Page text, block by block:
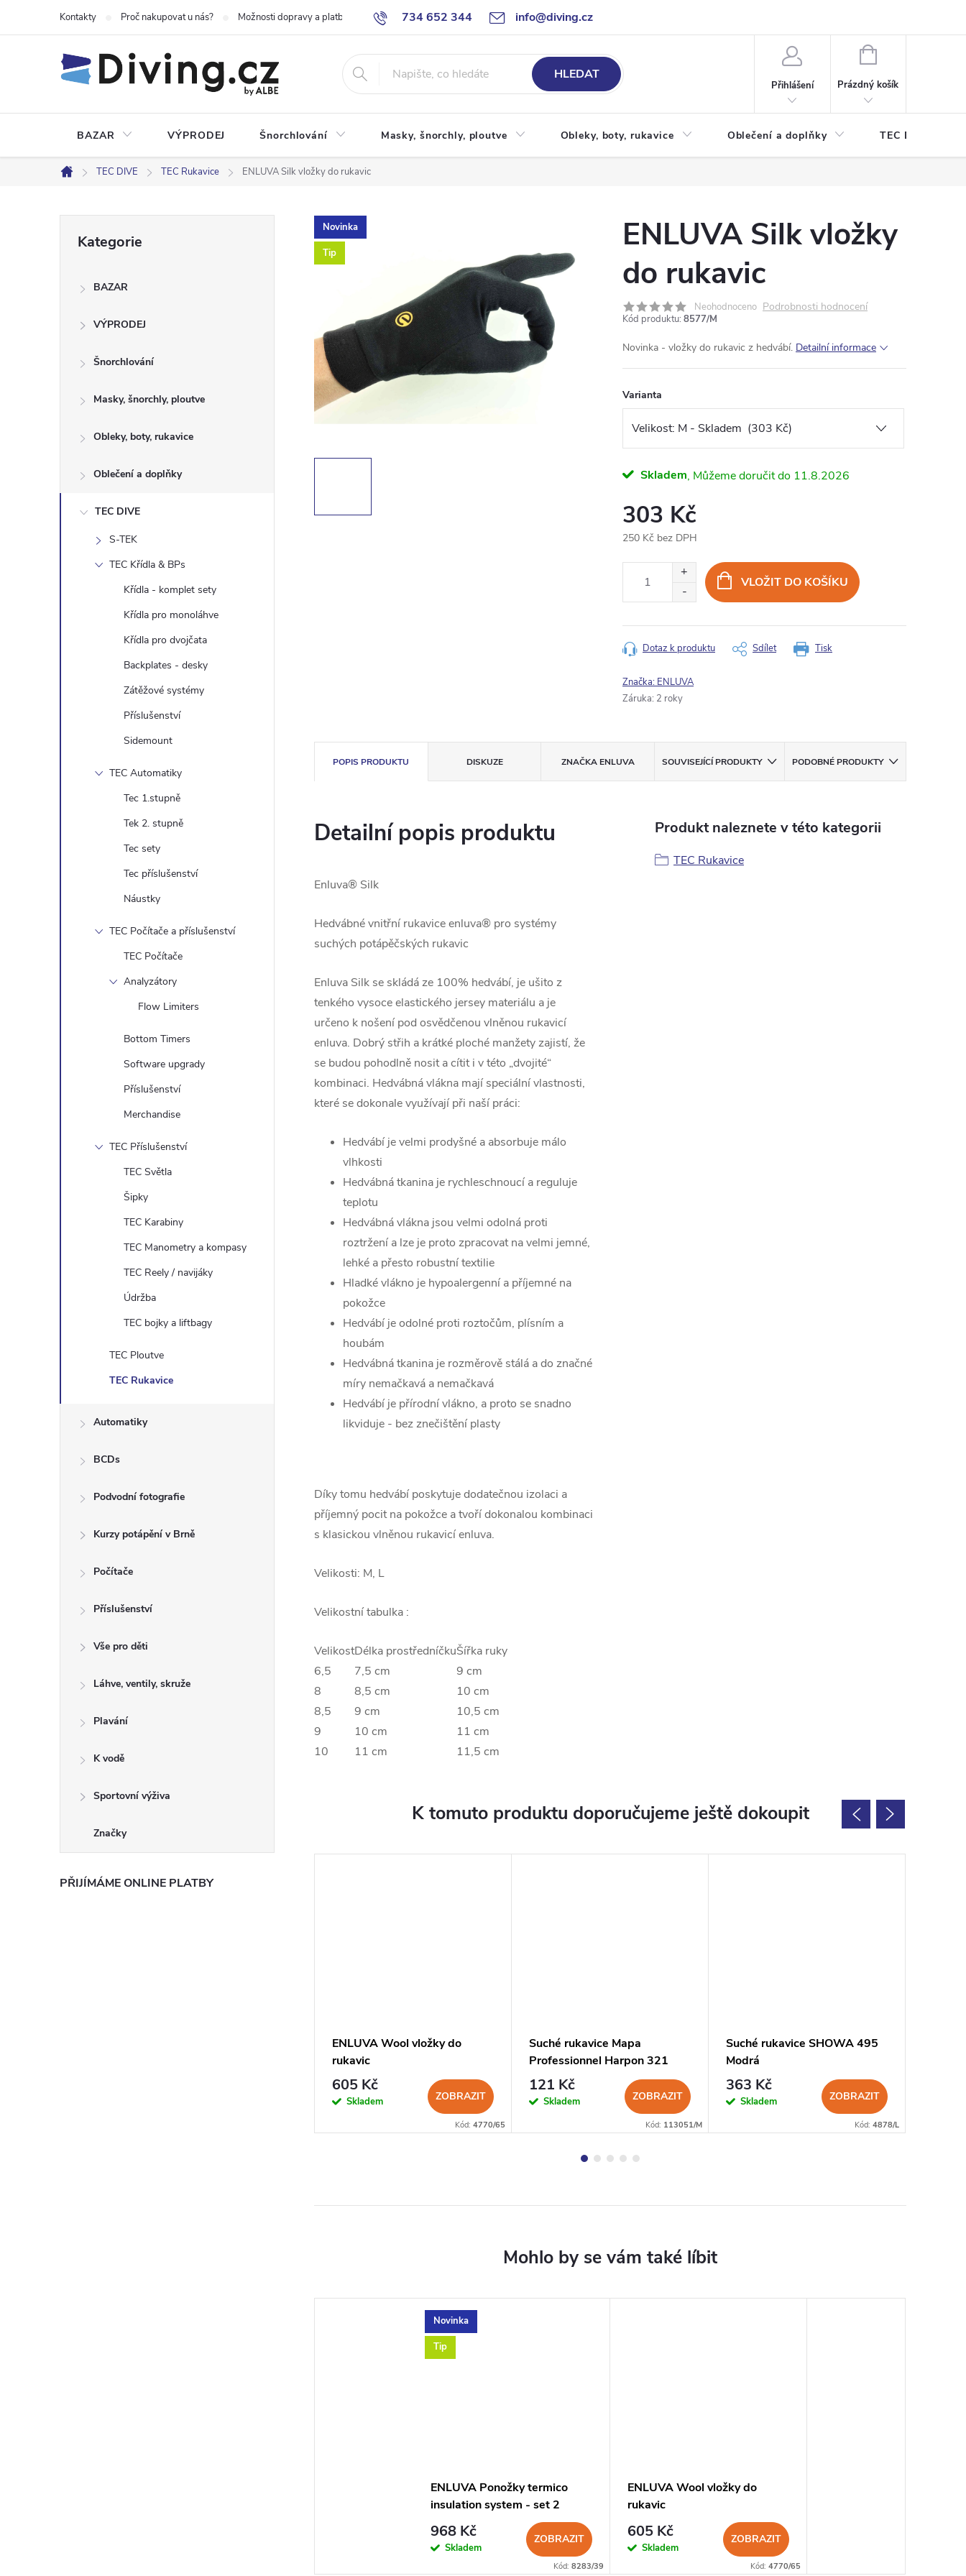
734 652 344 info@diving.cz
Kontakty Proč nakupovat u nás? Možnosti dopravy a platby Jak nakupovat Obchodní podmínky Reklamace
HLEDAT
Přihlášení
NÁKUPNÍ
Prázdný košík
BAZAR VÝPRODEJ Šnorchlování Masky, šnorchly, ploutve Obleky, boty, rukavice Oblečení a doplňky TEC DIVE
Domů
TEC DIVE TEC Rukavice ENLUVA Silk vložky do rukavic
n
kategorie
Kategorie
BAZAR
VÝPRODEJ
Šnorchlování
Masky, šnorchly, ploutve
Obleky, boty, rukavice
Oblečení a doplňky
TEC DIVE
S-TEK
TEC Křídla & BPs
Křídla - komplet sety
Křídla pro monoláhve
Křídla pro dvojčata
Backplates - desky
Zátěžové systémy
Příslušenství
Sidemount
TEC Automatiky
Tec 1.stupně
Tek 2. stupně
Tec sety
Tec příslušenství
Náustky
TEC Počítače a příslušenství
TEC Počítače
Analyzátory
Flow Limiters
Bottom Timers
Software upgrady
Příslušenství
Merchandise
TEC Příslušenství
TEC Světla
Šipky
TEC Karabiny
TEC Manometry a kompasy
TEC Reely / navijáky
Údržba
TEC bojky a liftbagy
TEC Ploutve
TEC Rukavice
Automatiky
BCDs
Podvodní fotografie
Kurzy potápění v Brně
Počítače
Příslušenství
Vše pro děti
Láhve, ventily, skruže
Plavání
K vodě
Sportovní výživa
Značky
PŘIJÍMÁME ONLINE PLATBY
Novinka
Tip
ENLUVA Silk vložky
do rukavic
Neohodnoceno Podrobnosti hodnocení
Kód produktu: 8577/M
Novinka - vložky do rukavic z hedvábí. Detailní informace
Varianta
Skladem 11.8.2026
303 Kč
250 Kč bez DPH
VLOŽIT DO KOŠÍKU
Tisk
Dotaz k produktu Sdílet
Značka: ENLUVA
Záruka: 2 roky
POPIS PRODUKTU DISKUZE ZNAČKAENLUVA SOUVISEJÍCÍ PRODUKTY PODOBNÉ PRODUKTY
Detailní popis produktu
Enluva® Silk
Hedvábné vnitřní rukavice enluva® pro systémy
suchých potápěčských rukavic
Enluva Silk se skládá ze 100% hedvábí, je ušito z
tenkého vysoce elastického jersey materiálu a je
určeno k nošení pod osvědčenou vlněnou rukavicí
enluva. Dobrý střih a krátké ploché manžety zajistí, že
se budou pohodlně nosit a cítit i v této „dvojité“
kombinaci. Hedvábná vlákna mají speciální vlastnosti,
které se dokonale využívají při naší práci:
Hedvábí je velmi prodyšné a absorbuje málo
vlhkosti
Hedvábná tkanina je rychleschnoucí a reguluje
teplotu
Hedvábná vlákna jsou velmi odolná proti
roztržení a lze je proto zpracovat na velmi jemné,
lehké a přesto robustní textilie
Hladké vlákno je hypoalergenní a příjemné na
pokožce
Hedvábí je odolné proti roztočům, plísním a
houbám
Hedvábná tkanina je rozměrově stálá a do značné
míry nemačkavá a nemačkavá
Hedvábí je přírodní vlákno, a proto se snadno
likviduje - bez znečištění plasty
Díky tomu hedvábí poskytuje dodatečnou izolaci a
příjemný pocit na pokožce a tvoří dokonalou kombinaci
s klasickou vlněnou rukavicí enluva.
Velikosti: M, L
Velikostní tabulka :
VelikostDélka prostředníčkuŠířka ruky
6,5
7,5 cm
9 cm
8
8,5 cm
10 cm
8,5
9 cm
10,5 cm
9
10 cm
11 cm
10
11 cm 11,5 cm
Produkt naleznete v této kategorii
TEC Rukavice
K tomuto produktu doporučujeme ještě dokoupit
ENLUVA Wool vložky do
rukavic
605 Kč
Skladem ZOBRAZIT
Kód: 4770/65
Suché rukavice Mapa
Professionnel Harpon 321
121 Kč
Skladem ZOBRAZIT
Kód: 113051/M
Suché rukavice SHOWA 495
Modrá
363 Kč
Skladem ZOBRAZIT
Kód: 4878/L
Novinka
Tip
ENLUVA Ponožky termico
insulation system - set 2
ponožek do bot
968 Kč
Skladem
ZOBRAZIT
Kód: 8283/39
ENLUVA Wool vložky do
rukavic
605 Kč
Skladem
ZOBRAZIT
Kód: 4770/65